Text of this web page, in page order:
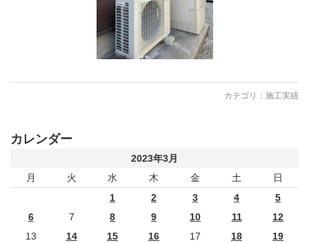
カテゴリ： 施工実績
カレンダー
2023年3月
月
火 水 木 金 土 日
1 2 3 4
5
6
7 8 9 10 11
12
13
14 15 16 17 18
19